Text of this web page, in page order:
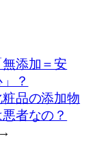
無添加＝安
？
粧品の添加物
悪者なの？
→